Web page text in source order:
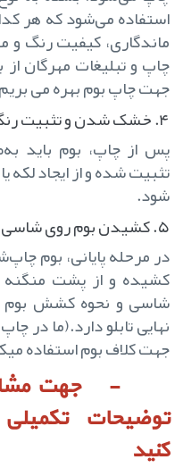
استفاده می‌شود که هر
ماندگاری، کیفیت رنگ و
چاپ و تبلیغات مهرگان از
جهت چاپ بوم بهره می
۴. خشک شدن و تثبیت رنگ
پس از چاپ، بوم باید
تثبیت شده و از ایجاد
شود.
۵. کشیدن بوم روی شاسی
در مرحله پایانی، بوم
کشیده و از پشت
شاسی و نحوه کشش بوم
نهایی تابلو دارد.(ما در
جهت کلاف بوم استفاده
-جهت
توضیحات
کنید